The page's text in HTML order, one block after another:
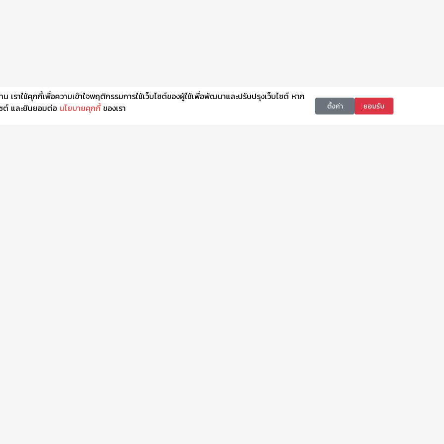
าใช้คุกกี้เพื่อความเข้าใจพฤติกรรมการใช้เว็บไซต์ของผู้ใช้เพื่อพัฒนาและปรับปรุงเว็บไซต์ หาก
ต์ และยินยอมต่อ นโยบายคุกกี้ของเรา ตั้งค่า ยอมรับ